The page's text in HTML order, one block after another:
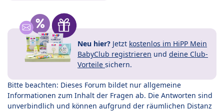
Neu hier? Jetzt kostenlos im HiPP Mein
BabyClub registrieren und deine Club-
Vorteile sichern.
Bitte beachten: Dieses Forum bildet nur allgemeine
Informationen zum Inhalt der Fragen ab. Die Antworten sind
unverbindlich und können aufgrund der räumlichen Distanz